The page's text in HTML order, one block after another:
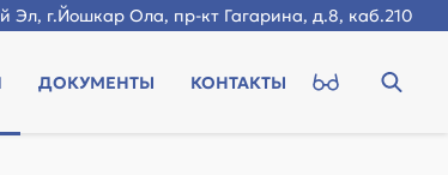
Эл, г.Йошкар Ола, пр-кт Гагарина, д.8, каб.210
ДОКУМЕНТЫ КОНТАКТЫ